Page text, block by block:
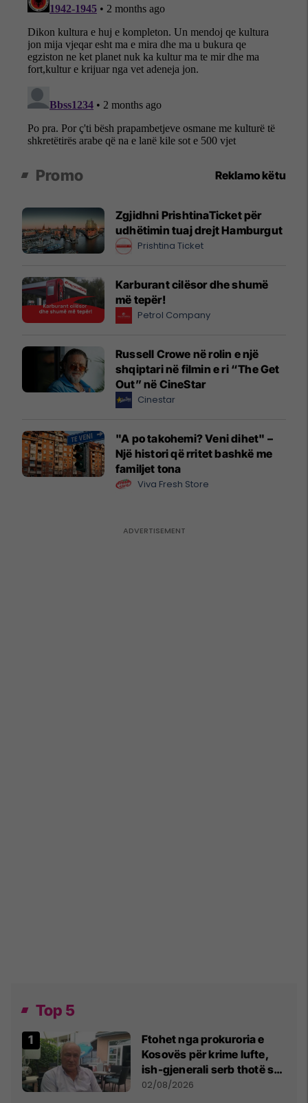
Promo Reklamo këtu
Zgjidhni PrishtinaTicket për
udhëtimin tuaj drejt Hamburgut
Prishtina Ticket
Karburant cilësor dhe shumë
më tepër!
Petrol Company
Russell Crowe në rolin e një
shqiptari në filmin e ri “The Get
Out” në CineStar
Cinestar
"A po takohemi? Veni dihet" –
Një histori që rritet bashkë me
familjet tona
Viva Fresh Store
Top 5
Ftohet nga prokuroria e
Kosovës për krime lufte,
ish-gjenerali serb thotë se
dikush e tradhtoi në
02/08/2026